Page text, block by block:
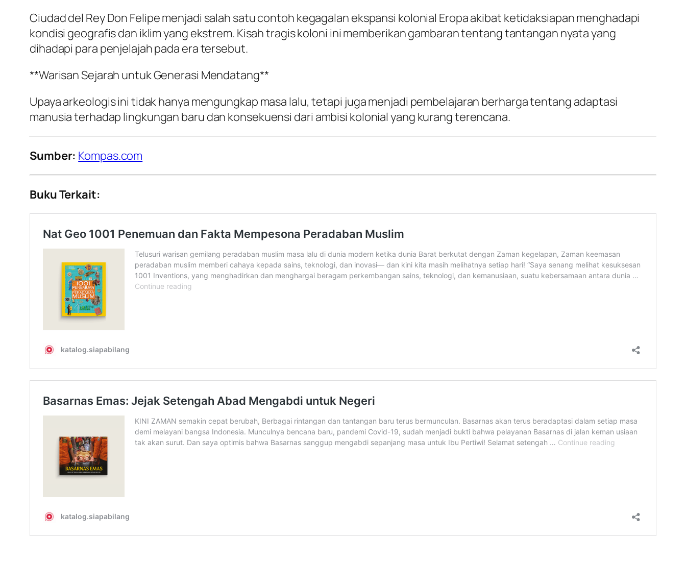
Ciudad del Rey Don Felipe menjadi salah satu contoh kegagalan ekspansi kolonial Eropa akibat ketidaksiapan menghadapi
kondisi geografis dan iklim yang ekstrem. Kisah tragis koloni ini memberikan gambaran tentang tantangan nyata yang
dihadapi para penjelajah pada era tersebut.
**Warisan Sejarah untuk Generasi Mendatang**
Upaya arkeologis ini tidak hanya mengungkap masa lalu, tetapi juga menjadi pembelajaran berharga tentang adaptasi
manusia terhadap lingkungan baru dan konsekuensi dari ambisi kolonial yang kurang terencana.
Sumber: Kompas.com
Buku Terkait: